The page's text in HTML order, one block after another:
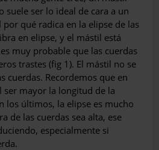
suele ser lo ideal de cara a un
por qué radica en la elipse de las
en elipse, y el mástil está
muy probable que las cuerdas
trastes (fig 1). El mástil no se
cuerdas. Recordemos que en
ser mayor la longitud de la
los últimos, la elipse es mucho
de las cuerdas sea alta, ese
especialmente si